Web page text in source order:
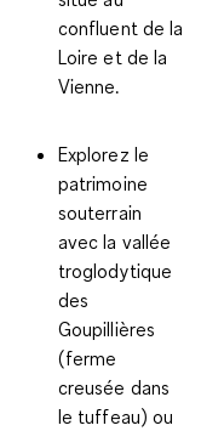
confluent de la
Loire et de la
Vienne.
Explorez le
patrimoine
souterrain
avec la vallée
troglodytique
des
Goupillières
(ferme
creusée dans
le tuffeau) ou